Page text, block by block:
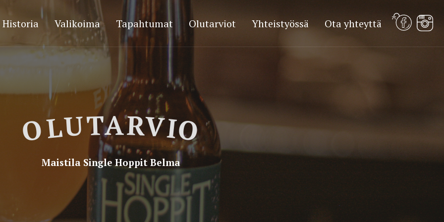
Historia Valikoima Tapahtumat Olutarviot Yhteistyössä Ota yhteyttä
OLUTARVIO
Maistila Single Hoppit Belma